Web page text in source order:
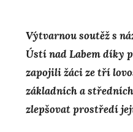
Výtvarnou soutěž s
Ústí nad Labem díky
zapojili žáci ze tří
základních a
zlepšovat prostředí